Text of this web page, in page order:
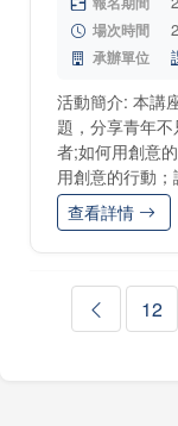
場次時間
承辦單位
活動簡介: 本講
題，分享青年
者;如何用創意
用創意的行動
查看詳情
12